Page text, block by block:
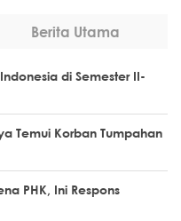
Berita Utama
di Semester II-
Temui Korban Tumpahan
PHK, Ini Respons